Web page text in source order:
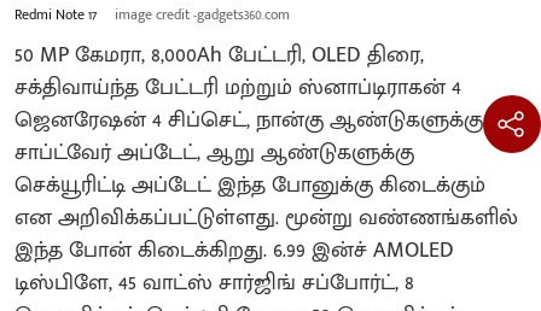
Redmi Note 17 image credit -gadgets360.com
50 MP கேமரா, 8,000Ah பேட்டரி, OLED திரை,
சக்திவாய்ந்த பேட்டரி மற்றும் ஸ்னாப்டிராகன் 4
ஜெனரேஷன் 4 சிப்செட், நான்கு ஆண்டுகளுக்கு
சாப்ட்வேர் அப்டேட், ஆறு ஆண்டுகளுக்கு
செக்யூரிட்டி அப்டேட் இந்த போனுக்கு கிடைக்கும்
என அறிவிக்கப்பட்டுள்ளது. மூன்று வண்ணங்களில்
இந்த போன் கிடைக்கிறது. 6.99 இன்ச் AMOLED
டிஸ்பிளே, 45 வாட்ஸ் சார்ஜிங் சப்போர்ட், 8